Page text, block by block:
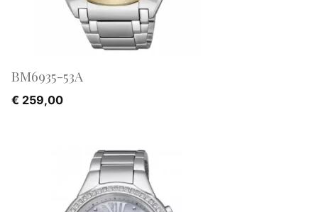
BM6935-53A
€ 259,00